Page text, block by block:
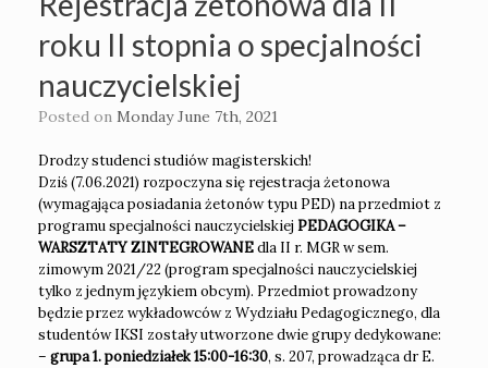
roku II stopnia o specjalności
nauczycielskiej
Posted on Monday June 7th, 2021
Drodzy studenci studiów magisterskich!
Dziś (7.06.2021) rozpoczyna się rejestracja żetonowa
(wymagająca posiadania żetonów typu PED) na przedmiot z
programu specjalności nauczycielskiej PEDAGOGIKA –
WARSZTATY ZINTEGROWANEdla II r. MGR w sem.
zimowym 2021/22 (program specjalności nauczycielskiej
tylko z jednym językiem obcym). Przedmiot prowadzony
będzie przez wykładowców z Wydziału Pedagogicznego, dla
studentów IKSI zostały utworzone dwie grupy dedykowane:
– grupa 1.poniedziałek 15:00-16:30, s. 207, prowadząca dr E.